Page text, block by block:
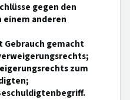
gegen den
anderen
Gebrauch gemacht
zum